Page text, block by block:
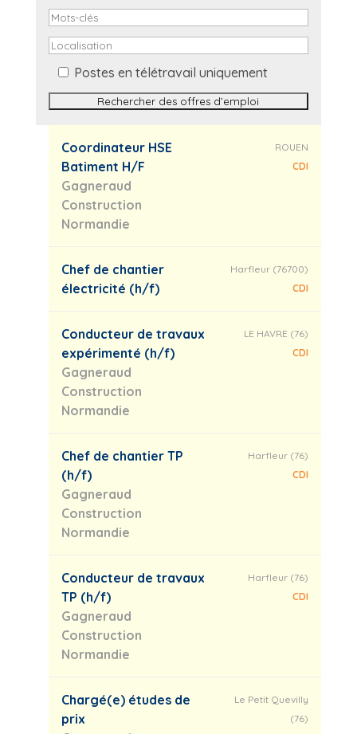
Postes en télétravail uniquement
Coordinateur HSE
Batiment H/F
Gagneraud
Construction
Normandie
ROUEN
CDI
Chef de chantier
électricité (h/f)
Harfleur (76700)
CDI
Conducteur de travaux
expérimenté (h/f)
Gagneraud
Construction
Normandie
LE HAVRE (76)
CDI
Chef de chantier TP
(h/f)
Gagneraud
Construction
Normandie
Harfleur (76)
CDI
Conducteur de travaux
TP (h/f)
Gagneraud
Construction
Normandie
Harfleur (76)
CDI
Chargé(e) études de
prix
Le Petit Quevilly
(76)